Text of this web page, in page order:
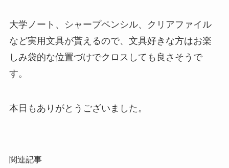
大学ノート、シャープペンシル、クリアファイル
など実用文具が貰えるので、文具好きな方はお楽
しみ袋的な位置づけでクロスしても良さそうで
す。
本日もありがとうございました。
関連記事